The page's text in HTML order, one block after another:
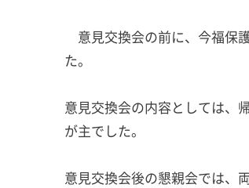
意見交換会の前に、今福保
た。
意見交換会の内容としては、
が主でした。
意見交換会後の懇親会では、